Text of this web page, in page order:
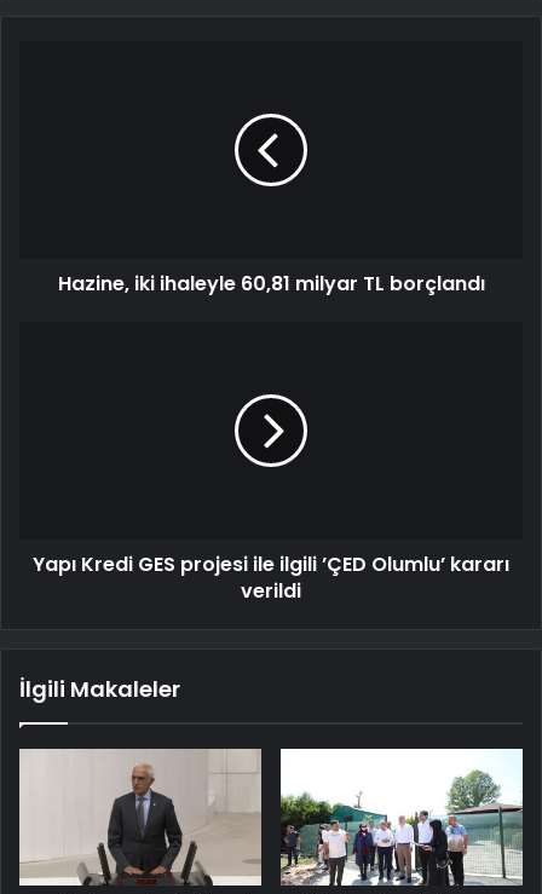
Hazine, iki ihaleyle 60,81 milyar TL borçlandı
Yapı Kredi GES projesi ile ilgili ’ÇED Olumlu’ kararı
verildi
İlgili Makaleler